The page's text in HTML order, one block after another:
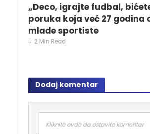
„Deco, igrajte fudbal,
poruka koja već 27 godina
mlade sportiste
2 Min Read
Dodaj komentar
Kliknite ovde da ostavite komentar